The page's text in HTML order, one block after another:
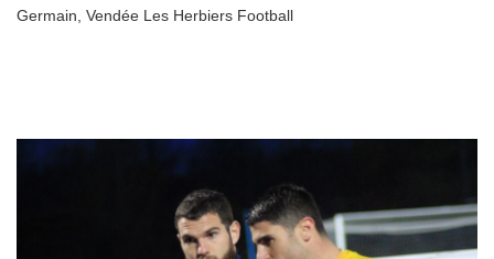
Germain Vendée Les Herbiers Football